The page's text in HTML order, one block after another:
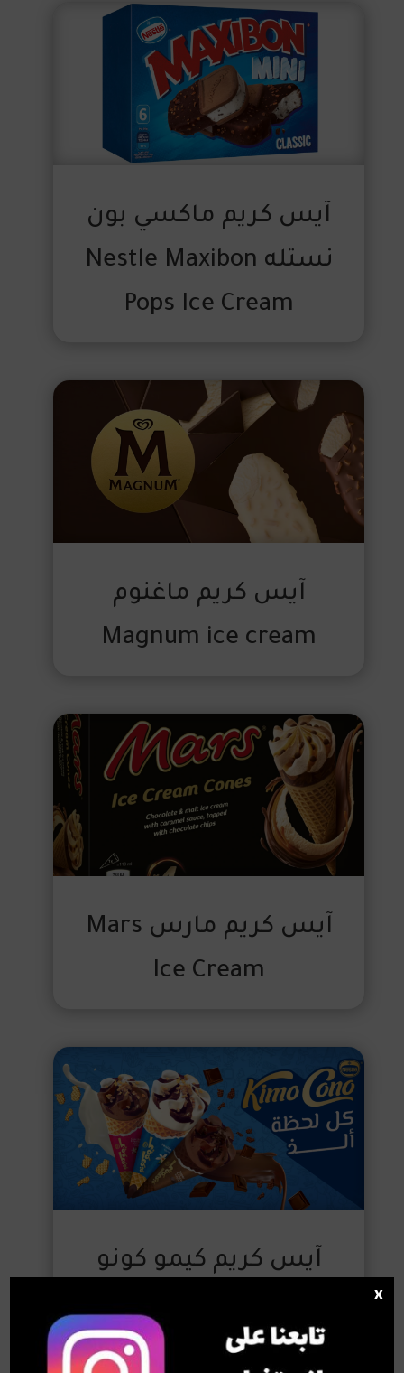
آيس كريم ماكسي بون
نستله Nestle Maxibon
Pops Ice Cream
آيس كريم ماغنوم
Magnum ice cream
آيس كريم مارس Mars
Ice Cream
آيس كريم كيمو كونو
Ice Cream
x